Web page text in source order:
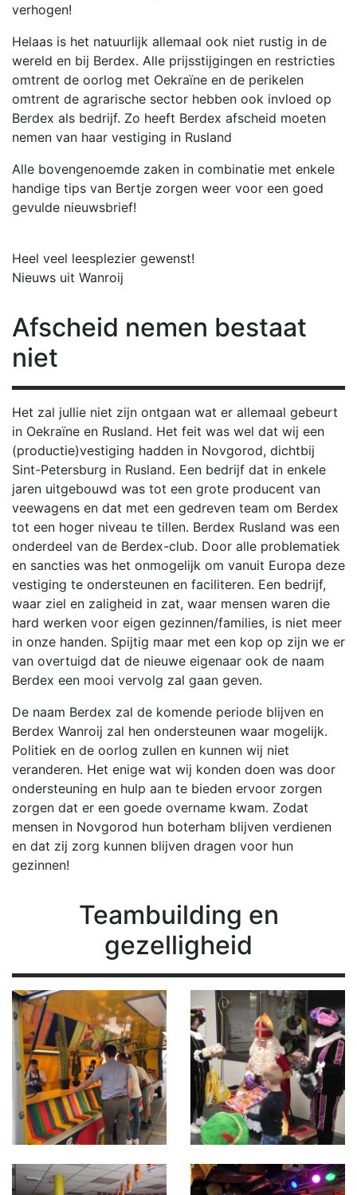
verhogen!
Helaas is het natuurlijk allemaal ook niet rustig in de
wereld en bij Berdex. Alle prijsstijgingen en restricties
omtrent de oorlog met Oekraïne en de perikelen
omtrent de agrarische sector hebben ook invloed op
Berdex als bedrijf. Zo heeft Berdex afscheid moeten
nemen van haar vestiging in Rusland
Alle bovengenoemde zaken in combinatie met enkele
handige tips van Bertje zorgen weer voor een goed
gevulde nieuwsbrief!
Heel veel leesplezier gewenst!
Nieuws uit Wanroij
Afscheid nemen bestaat
niet
Het zal jullie niet zijn ontgaan wat er allemaal gebeurt
in Oekraïne en Rusland. Het feit was wel dat wij een
(productie)vestiging hadden in Novgorod, dichtbij
Sint-Petersburg in Rusland. Een bedrijf dat in enkele
jaren uitgebouwd was tot een grote producent van
veewagens en dat met een gedreven team om Berdex
tot een hoger niveau te tillen. Berdex Rusland was een
onderdeel van de Berdex-club. Door alle problematiek
en sancties was het onmogelijk om vanuit Europa deze
vestiging te ondersteunen en faciliteren. Een bedrijf,
waar ziel en zaligheid in zat, waar mensen waren die
hard werken voor eigen gezinnen/families, is niet meer
in onze handen. Spijtig maar met een kop op zijn we er
van overtuigd dat de nieuwe eigenaar ook de naam
Berdex een mooi vervolg zal gaan geven.
De naam Berdex zal de komende periode blijven en
Berdex Wanroij zal hen ondersteunen waar mogelijk.
Politiek en de oorlog zullen en kunnen wij niet
veranderen. Het enige wat wij konden doen was door
ondersteuning en hulp aan te bieden ervoor zorgen
zorgen dat er een goede overname kwam. Zodat
mensen in Novgorod hun boterham blijven verdienen
en dat zij zorg kunnen blijven dragen voor hun
gezinnen!
Teambuilding en
gezelligheid